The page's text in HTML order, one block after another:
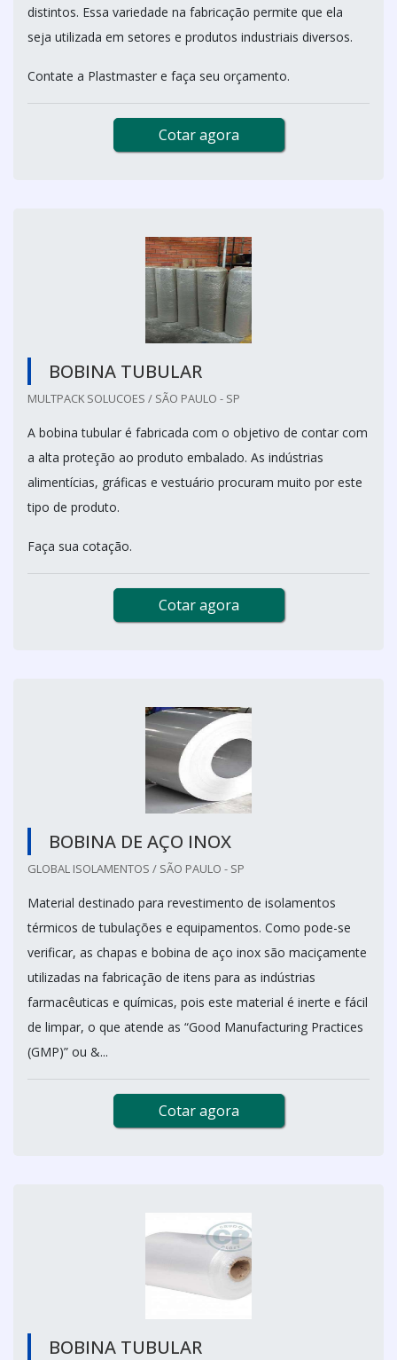
distintos. Essa variedade na fabricação permite que ela
seja utilizada em setores e produtos industriais diversos.
Contate a Plastmaster e faça seu orçamento.
Cotar agora
BOBINA TUBULAR
MULTPACK SOLUCOES / SÃO PAULO - SP
A bobina tubular é fabricada com o objetivo de contar com
a alta proteção ao produto embalado. As indústrias
alimentícias, gráficas e vestuário procuram muito por este
tipo de produto.
Faça sua cotação.
Cotar agora
BOBINA DE AÇO INOX
GLOBAL ISOLAMENTOS / SÃO PAULO - SP
Material destinado para revestimento de isolamentos
térmicos de tubulações e equipamentos. Como pode-se
verificar, as chapas e bobina de aço inox são maciçamente
utilizadas na fabricação de itens para as indústrias
farmacêuticas e químicas, pois este material é inerte e fácil
de limpar, o que atende as “Good Manufacturing Practices
(GMP)” ou &...
Cotar agora
BOBINA TUBULAR